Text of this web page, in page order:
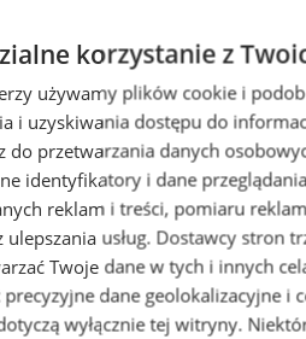
korzystanie z
używamy plików cookie i
i uzyskiwania dostępu do
do przetwarzania danych
identyfikatory i dane
reklam i treści, pomiaru
usług. Dostawcy stron
Twoje dane w tych i innych
dane geolokalizacyjne i
wyłącznie tej witryny.